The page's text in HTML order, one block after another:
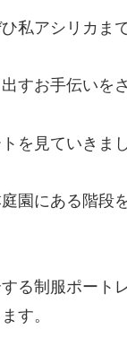
私アシリカま
すお手伝いを
を見ていきま
園にある階段
る制服ポート
す。